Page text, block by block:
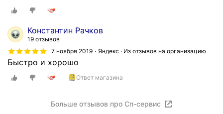
Константин Рачков
19 отзывов
7 ноября 2019
Яндекс · Из отзывов на организацию
Быстро и хорошо
Ответ магазина
Больше отзывов про Сп-сервис